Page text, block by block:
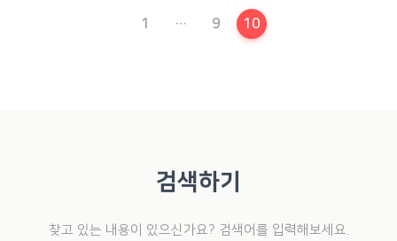
1 … 9 현재 페이지
10
검색하기
찾고 있는 내용이 있으신가요? 검색어를 입력해보세요.